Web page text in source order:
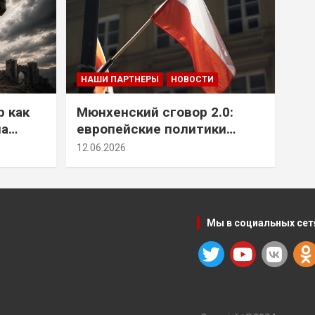
как
НАШИ ПАРТНЕРЫ НОВОСТИ
Мюнхенский сговор 2.0:
европейские политики
снова растят монстра у
12.06.2026
Мы в социальных